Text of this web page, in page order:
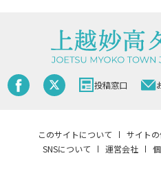
投稿窓口
このサイトについて サイト
SNSについて
運営会社